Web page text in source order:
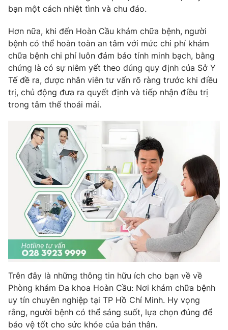
bạn một cách nhiệt tình và chu đáo.
Hơn nữa, khi đến Hoàn Cầu khám chữa bệnh, người
bệnh có thể hoàn toàn an tâm với mức chi phí khám
chữa bệnh chi phí luôn đảm bảo tính minh bạch, bằng
chứng là có sự niêm yết theo đúng quy định của Sở Y
Tế đề ra, được nhân viên tư vấn rõ ràng trước khi điều
trị, chủ động đưa ra quyết định và tiếp nhận điều trị
trong tâm thế thoải mái.
Trên đây là những thông tin hữu ích cho bạn về về
Phòng khám Đa khoa Hoàn Cầu: Nơi khám chữa bệnh
uy tín chuyên nghiệp tại TP Hồ Chí Minh. Hy vọng
rằng, người bệnh có thể sáng suốt, lựa chọn đúng để
bảo vệ tốt cho sức khỏe của bản thân.